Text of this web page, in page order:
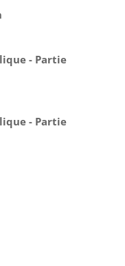
- Partie
- Partie